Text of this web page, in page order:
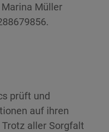
Müller
prüft und
auf ihren
aller Sorgfalt